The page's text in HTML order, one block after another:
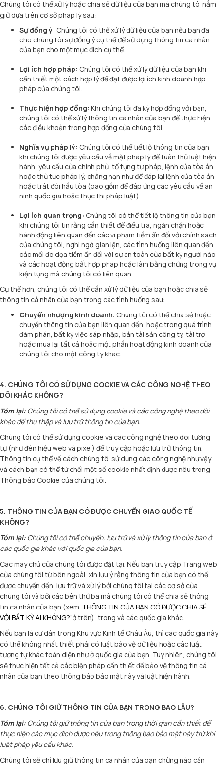
Chúng tôi có thể xử lý hoặc chia sẻ dữ liệu của bạn mà chúng tôi nắm
giữ dựa trên cơ sở pháp lý sau:
Sự đồng ý: Chúng tôi có thể xử lý dữ liệu của bạn nếu bạn đã
cho chúng tôi sự đồng ý cụ thể để sử dụng thông tin cá nhân
của bạn cho một mục đích cụ thể.
Lợi ích hợp pháp: Chúng tôi có thể xử lý dữ liệu của bạn khi
cần thiết một cách hợp lý để đạt được lợi ích kinh doanh hợp
pháp của chúng tôi.
Thực hiện hợp đồng: Khi chúng tôi đã ký hợp đồng với bạn,
chúng tôi có thể xử lý thông tin cá nhân của bạn để thực hiện
các điều khoản trong hợp đồng của chúng tôi.
Nghĩa vụ pháp lý: Chúng tôi có thể tiết lộ thông tin của bạn
khi chúng tôi được yêu cầu về mặt pháp lý để tuân thủ luật hiện
hành, yêu cầu của chính phủ, tố tụng tư pháp, lệnh của tòa án
hoặc thủ tục pháp lý, chẳng hạn như để đáp lại lệnh của tòa án
hoặc trát đòi hầu tòa (bao gồm để đáp ứng các yêu cầu về an
ninh quốc gia hoặc thực thi pháp luật).
Lợi ích quan trọng: Chúng tôi có thể tiết lộ thông tin của bạn
khi chúng tôi tin rằng cần thiết để điều tra, ngăn chặn hoặc
hành động liên quan đến các vi phạm tiềm ẩn đối với chính sách
của chúng tôi, nghi ngờ gian lận, các tình huống liên quan đến
các mối đe dọa tiềm ẩn đối với sự an toàn của bất kỳ người nào
và các hoạt động bất hợp pháp hoặc làm bằng chứng trong vụ
kiện tụng mà chúng tôi có liên quan.
Cụ thể hơn, chúng tôi có thể cần xử lý dữ liệu của bạn hoặc chia sẻ
thông tin cá nhân của bạn trong các tình huống sau:
Chuyển nhượng kinh doanh. Chúng tôi có thể chia sẻ hoặc
chuyển thông tin của bạn liên quan đến, hoặc trong quá trình
đàm phán, bất kỳ việc sáp nhập, bán tài sản công ty, tài trợ
hoặc mua lại tất cả hoặc một phần hoạt động kinh doanh của
chúng tôi cho một công ty khác.
4. CHÚNG TÔI CÓ SỬ DỤNG COOKIE VÀ CÁC CÔNG NGHỆ THEO
DÕI KHÁC KHÔNG?
Tóm lại: Chúng tôi có thể sử dụng cookie và các công nghệ theo dõi
khác để thu thập và lưu trữ thông tin của bạn.
Chúng tôi có thể sử dụng cookie và các công nghệ theo dõi tương
tự (như đèn hiệu web và pixel) để truy cập hoặc lưu trữ thông tin.
Thông tin cụ thể về cách chúng tôi sử dụng các công nghệ như vậy
và cách bạn có thể từ chối một số cookie nhất định được nêu trong
Thông báo Cookie của chúng tôi.
5. THÔNG TIN CỦA BẠN CÓ ĐƯỢC CHUYỂN GIAO QUỐC TẾ
KHÔNG?
Tóm lại: Chúng tôi có thể chuyển, lưu trữ và xử lý thông tin của bạn ở
các quốc gia khác với quốc gia của bạn.
Các máy chủ của chúng tôi được đặt tại. Nếu bạn truy cập Trang web
của chúng tôi từ bên ngoài, xin lưu ý rằng thông tin của bạn có thể
được chuyển đến, lưu trữ và xử lý bởi chúng tôi tại các cơ sở của
chúng tôi và bởi các bên thứ ba mà chúng tôi có thể chia sẻ thông
tin cá nhân của bạn (xem”THÔNG TIN CỦA BẠN CÓ ĐƯỢC CHIA SẺ
VỚI BẤT KỲ AI KHÔNG?“ở trên), trong và các quốc gia khác.
Nếu bạn là cư dân trong Khu vực Kinh tế Châu Âu, thì các quốc gia này
có thể không nhất thiết phải có luật bảo vệ dữ liệu hoặc các luật
tương tự khác toàn diện như ở quốc gia của bạn. Tuy nhiên, chúng tôi
sẽ thực hiện tất cả các biện pháp cần thiết để bảo vệ thông tin cá
nhân của bạn theo thông báo bảo mật này và luật hiện hành.
6. CHÚNG TÔI GIỮ THÔNG TIN CỦA BẠN TRONG BAO LÂU?
Tóm lại: Chúng tôi giữ thông tin của bạn trong thời gian cần thiết để
thực hiện các mục đích được nêu trong thông báo bảo mật này trừ khi
luật pháp yêu cầu khác.
Chúng tôi sẽ chỉ lưu giữ thông tin cá nhân của bạn chừng nào cần